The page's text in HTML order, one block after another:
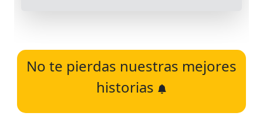
No te pierdas nuestras mejores
historias